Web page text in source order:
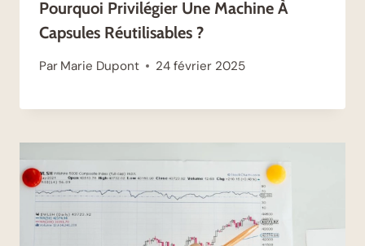
Pourquoi Privilégier Une Machine À
Capsules Réutilisables ?
Par Marie Dupont 24 février 2025